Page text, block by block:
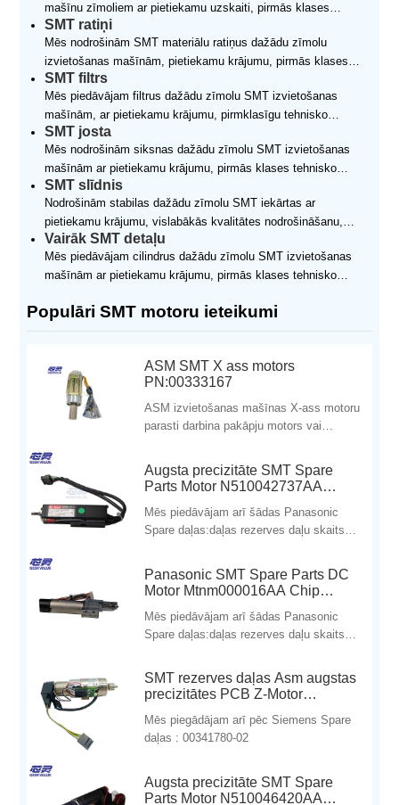
specifikāciju produktus, tostarp Yamaha, Panasonic, FUJI,
Samsung un JUKI, nodrošinot, ka klienti var atrast gan jaunus,
gan rentablus padevējus jebkurai SMT ražošanas līnijai.
mašīnu zīmoliem ar pietiekamu uzskaiti, pirmās klases
tehnisko komandu, labāko kvalitātes nodrošināšanu, milzīgu
cenu priekšrocību un ātrāku piegādes ātrumu.
SMT ratiņi
Mēs nodrošinām SMT materiālu ratiņus dažādu zīmolu
izvietošanas mašīnām, pietiekamu krājumu, pirmās klases
tehnisko komandu, vislabākās kvalitātes nodrošināšanu,
milzīgas cenas priekšrocības un ātrāko piegādes ātrumu.
SMT filtrs
Mēs piedāvājam filtrus dažādu zīmolu SMT izvietošanas
mašīnām, ar pietiekamu krājumu, pirmklasīgu tehnisko
komandu, vislabāko kvalitātes nodrošinājumu, milzīgām cenu
priekšrocībām un ātrāko piegādes ātrumu.
SMT josta
Mēs nodrošinām siksnas dažādu zīmolu SMT izvietošanas
mašīnām ar pietiekamu krājumu, pirmās klases tehnisko
komandu, vislabākās kvalitātes nodrošināšanu, milzīgu cenu
priekšrocību un ātrāko piegādes ātrumu
SMT slīdnis
Nodrošinām stabilas dažādu zīmolu SMT iekārtas ar
pietiekamu krājumu, vislabākās kvalitātes nodrošināšanu,
milzīgām izdevīgām cenām un ātrāko piegādes ātrumu.
Pateicoties stingrām uzstādīšanas prasībām tehnoloģijai, mēs
varam nodrošināt vairāk produktu. Pakalpojums var nodrošināt
Vairāk SMT detaļu
Mēs piedāvājam cilindrus dažādu zīmolu SMT izvietošanas
mašīnām ar pietiekamu krājumu, pirmās klases tehnisko
priekšrocību un ātrāko piegādes ātrumu
Populāri SMT motoru ieteikumi
ASM SMT X ass motors
PN:00333167
ASM izvietošanas mašīnas X-ass motoru
parasti darbina pakāpju motors vai
Augsta precizitāte SMT Spare
Parts Motor N510042737AA
Machine
Mēs piedāvājam arī šādas Panasonic
Spare daļas:daļas rezerves daļu skaits
Panasonic SMT Spare Parts DC
Motor Mtnm000016AA Chip
Mēs piedāvājam arī šādas Panasonic
Spare daļas:daļas rezerves daļu skaits
SMT rezerves daļas Asm augstas
precizitātes PCB Z-Motor
Mēs piegādājam arī pēc Siemens Spare
daļas : 00341780-02
Augsta precizitāte SMT Spare
Parts Motor N510046420AA